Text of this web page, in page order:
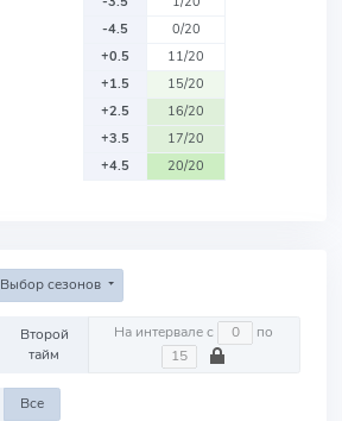
-4.5
0/20
+0.5
11/20
+1.5
15/20
+2.5
16/20
+3.5
17/20
+4.5
20/20
Выбор сезонов
Второй
тайм
На интервале с по
Все